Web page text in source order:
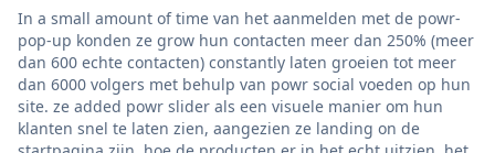
In a small amount of time van het aanmelden met de powr-
pop-up konden ze grow hun contacten meer dan 250% (meer
dan 600 echte contacten) constantly laten groeien tot meer
dan 6000 volgers met behulp van powr social voeden op hun
site. ze added powr slider als een visuele manier om hun
klanten snel te laten zien, aangezien ze landing on de